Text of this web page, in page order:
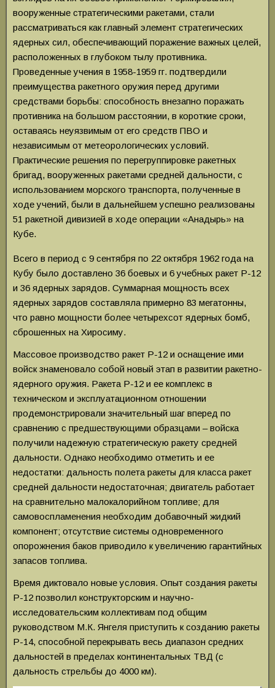
вооруженные стратегическими ракетами, стали
рассматриваться как главный элемент стратегических
ядерных сил, обеспечивающий поражение важных целей,
расположенных в глубоком тылу противника.
Проведенные учения в 1958-1959 гг. подтвердили
преимущества ракетного оружия перед другими
средствами борьбы: способность внезапно поражать
противника на большом расстоянии, в короткие сроки,
оставаясь неуязвимым от его средств ПВО и
независимым от метеорологических условий.
Практические решения по перегруппировке ракетных
бригад, вооруженных ракетами средней дальности, с
использованием морского транспорта, полученные в
ходе учений, были в дальнейшем успешно реализованы
51 ракетной дивизией в ходе операции «Анадырь» на
Кубе.
Всего в период с 9 сентября по 22 октября 1962 года на
Кубу было доставлено 36 боевых и 6 учебных ракет Р-12
и 36 ядерных зарядов. Суммарная мощность всех
ядерных зарядов составляла примерно 83 мегатонны,
что равно мощности более четырехсот ядерных бомб,
сброшенных на Хиросиму.
Массовое производство ракет Р-12 и оснащение ими
войск знаменовало собой новый этап в развитии ракетно-
ядерного оружия. Ракета Р-12 и ее комплекс в
техническом и эксплуатационном отношении
продемонстрировали значительный шаг вперед по
сравнению с предшествующими образцами – войска
получили надежную стратегическую ракету средней
дальности. Однако необходимо отметить и ее
недостатки: дальность полета ракеты для класса ракет
средней дальности недостаточная; двигатель работает
на сравнительно малокалорийном топливе; для
самовоспламенения необходим добавочный жидкий
компонент; отсутствие системы одновременного
опорожнения баков приводило к увеличению гарантийных
запасов топлива.
Время диктовало новые условия. Опыт создания ракеты
Р-12 позволил конструкторским и научно-
исследовательским коллективам под общим
руководством М.К. Янгеля приступить к созданию ракеты
Р-14, способной перекрывать весь диапазон средних
дальностей в пределах континентальных ТВД (с
дальность стрельбы до 4000 км).